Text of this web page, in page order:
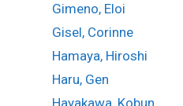
Gimeno, Eloi
Gisel, Corinne
Hamaya, Hiroshi
Haru, Gen